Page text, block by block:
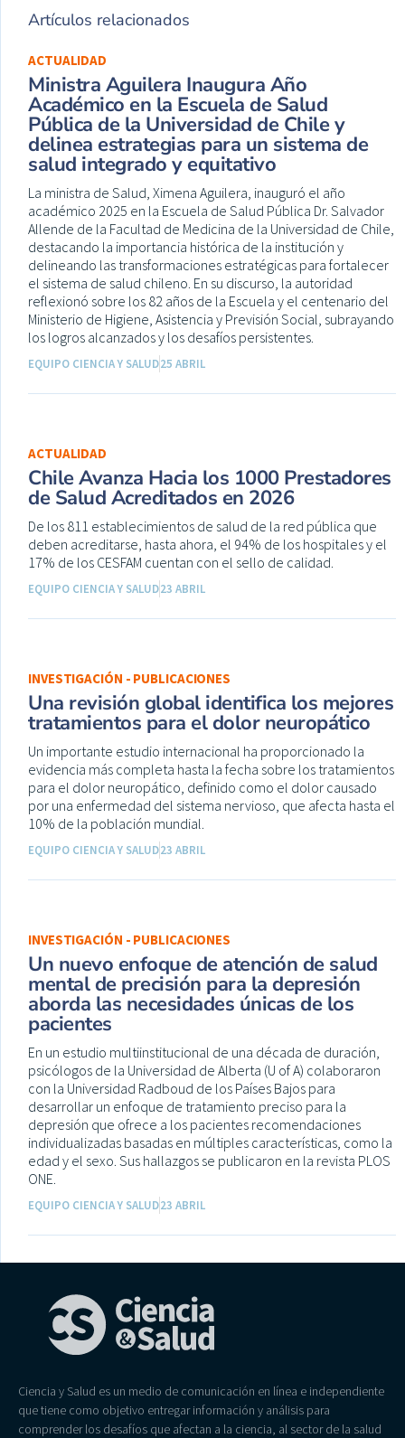
Artículos relacionados
ACTUALIDAD
Ministra Aguilera Inaugura Año
Académico en la Escuela de Salud
Pública de la Universidad de Chile y
delinea estrategias para un sistema de
salud integrado y equitativo
La ministra de Salud, Ximena Aguilera, inauguró el año
académico 2025 en la Escuela de Salud Pública Dr. Salvador
Allende de la Facultad de Medicina de la Universidad de Chile,
destacando la importancia histórica de la institución y
delineando las transformaciones estratégicas para fortalecer
el sistema de salud chileno. En su discurso, la autoridad
reflexionó sobre los 82 años de la Escuela y el centenario del
Ministerio de Higiene, Asistencia y Previsión Social, subrayando
los logros alcanzados y los desafíos persistentes.
EQUIPO CIENCIA Y SALUD25 ABRIL
ACTUALIDAD
Chile Avanza Hacia los 1000 Prestadores
de Salud Acreditados en 2026
De los 811 establecimientos de salud de la red pública que
deben acreditarse, hasta ahora, el 94% de los hospitales y el
17% de los CESFAM cuentan con el sello de calidad.
EQUIPO CIENCIA Y SALUD23 ABRIL
INVESTIGACIÓN - PUBLICACIONES
Una revisión global identifica los mejores
tratamientos para el dolor neuropático
Un importante estudio internacional ha proporcionado la
evidencia más completa hasta la fecha sobre los tratamientos
para el dolor neuropático, definido como el dolor causado
por una enfermedad del sistema nervioso, que afecta hasta el
10% de la población mundial.
EQUIPO CIENCIA Y SALUD23 ABRIL
INVESTIGACIÓN - PUBLICACIONES
Un nuevo enfoque de atención de salud
mental de precisión para la depresión
aborda las necesidades únicas de los
pacientes
En un estudio multiinstitucional de una década de duración,
psicólogos de la Universidad de Alberta (U of A) colaboraron
con la Universidad Radboud de los Países Bajos para
desarrollar un enfoque de tratamiento preciso para la
depresión que ofrece a los pacientes recomendaciones
individualizadas basadas en múltiples características, como la
edad y el sexo. Sus hallazgos se publicaron en la revista PLOS
ONE.
EQUIPO CIENCIA Y SALUD23 ABRIL
Ciencia y Salud es un medio de comunicación en línea e independiente
que tiene como objetivo entregar información y análisis para
comprender los desafíos que afectan a la ciencia, al sector de la salud